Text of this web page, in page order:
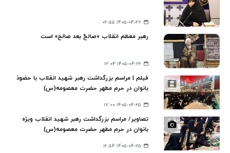
۱۴۰۵-۰۴-۲۷ ۰۶:۵۵
رهبر معظم انقلاب «صالحٌ بعد صالح» است
۱۴۰۵-۰۴-۲۶ ۱۲:۰۴
فیلم | مراسم بزرگداشت رهبر شهید انقلاب با حضوذ
بانوان در حرم مطهر حضرت معصومه(س)
۱۴۰۵-۰۴-۲۵ ۱۷:۰۰
تصاویر/ مراسم بزرگداشت رهبر شهید انقلاب ویژه
بانوان در حرم مطهر حضرت معصومه(س)
۱۴۰۵-۰۴-۲۵ ۱۶:۵۴